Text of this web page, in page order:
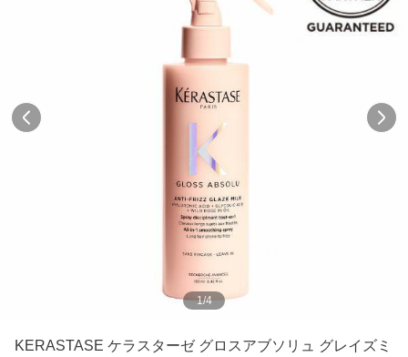
1/4
KERASTASE ケラスターゼ グロスアブソリュ グレイズミ